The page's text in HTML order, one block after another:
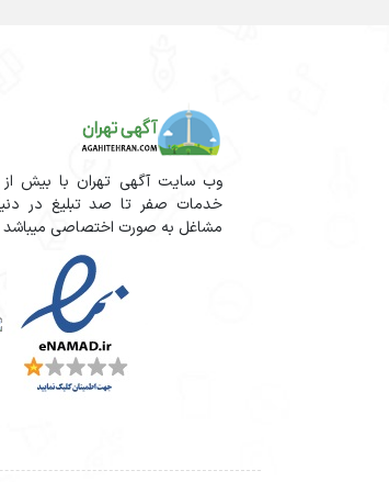
وب سایت آگهی تهران با بیش از
خدمات صفر تا صد تبلیغ در
مشاغل به صورت اختصاصی میباشد